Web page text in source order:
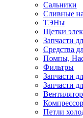
Сальники
Сливные
ТЭНы
Щетки
Запчасти
Средства
Помпы,
Фильтры
Запчасти
Запчасти
Петли